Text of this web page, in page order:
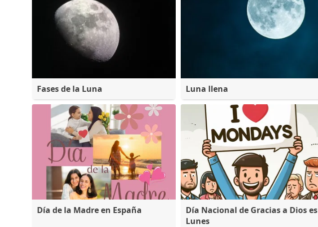
Fases de la Luna Luna llena
Día de la Madre en España
Día Nacional de Gracias a Dios es
Lunes